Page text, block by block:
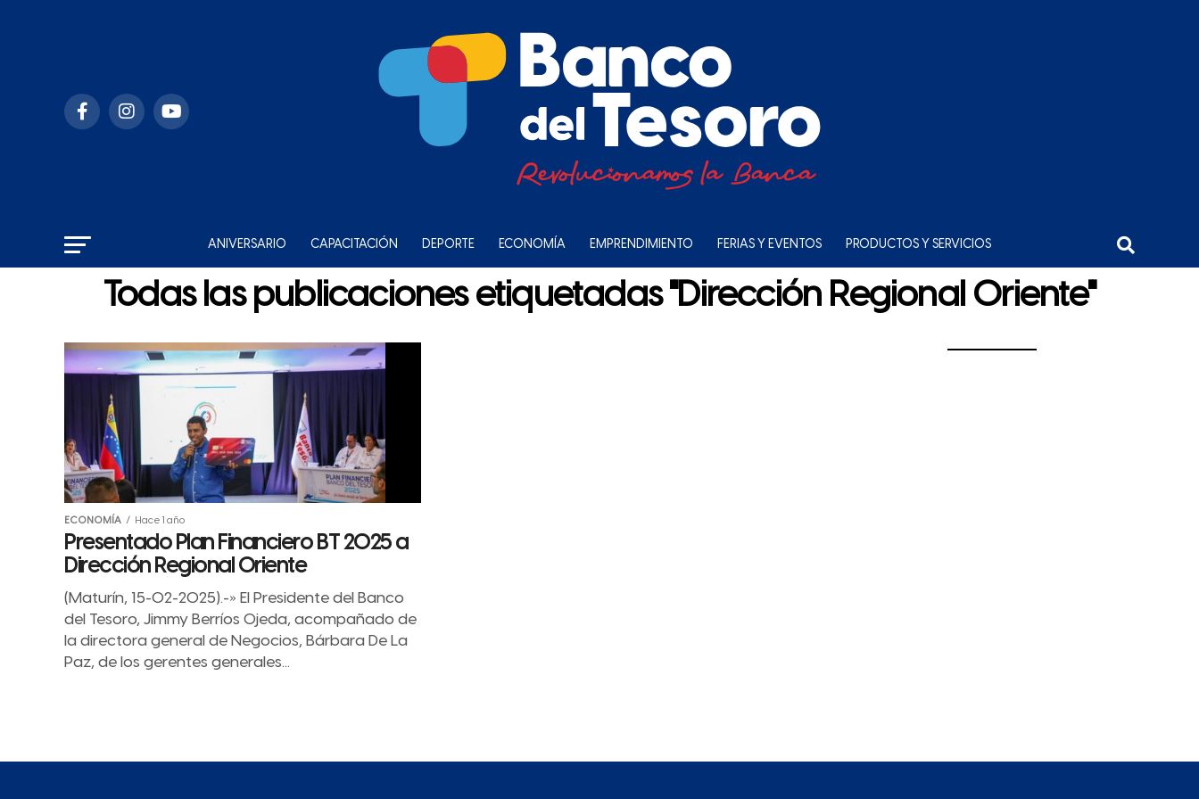
ANIVERSARIO CAPACITACIÓN DEPORTE ECONOMÍA EMPRENDIMIENTO FERIAS Y EVENTOS PRODUCTOS Y SERVICIOS
Todas las publicaciones etiquetadas "Dirección Regional Oriente"
ECONOMÍA Hace 1 año
Presentado Plan Financiero BT 2025 a
Dirección Regional Oriente
(Maturín, 15-02-2025).-» El Presidente del Banco
del Tesoro, Jimmy Berríos Ojeda, acompañado de
la directora general de Negocios, Bárbara De La
Paz, de los gerentes generales...